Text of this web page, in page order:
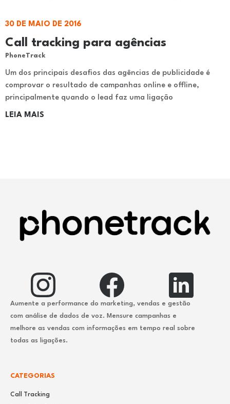
Call tracking para agências
PhoneTrack
30 DE MAIO DE 2016
Um dos principais desafios das agências de publicidade é
comprovar o resultado de campanhas online e offline,
principalmente quando o lead faz uma ligação
LEIA MAIS
Aumente a performance do marketing, vendas e gestão
com análise de dados de voz. Mensure campanhas e
melhore as vendas com informações em tempo real sobre
todas as ligações.
CATEGORIAS
Call Tracking